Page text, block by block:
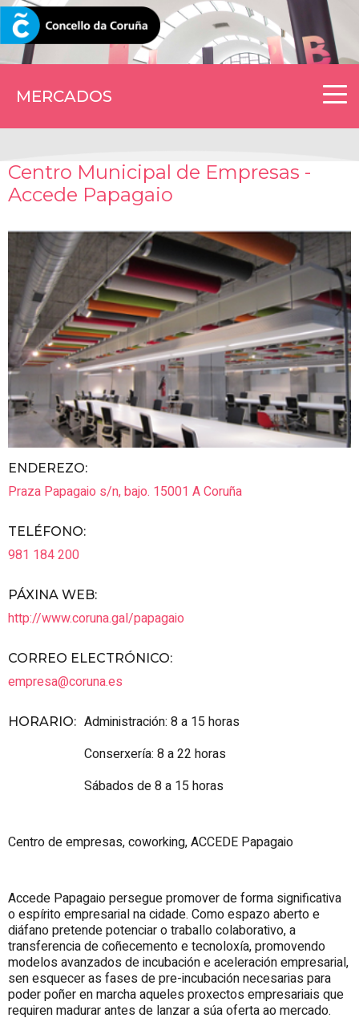
MERCADOS
CORUNA.GAL
Centro Municipal de Empresas -
Accede Papagaio
ENDEREZO:
Praza Papagaio s/n, bajo. 15001 A Coruña
TELÉFONO:
981 184 200
PÁXINA WEB:
http://www.coruna.gal/papagaio
CORREO ELECTRÓNICO:
empresa@coruna.es
HORARIO: Administración: 8 a 15 horas
Conserxería: 8 a 22 horas
Sábados de 8 a 15 horas
Centro de empresas, coworking, ACCEDE Papagaio
Accede Papagaio persegue promover de forma significativa
o espírito empresarial na cidade. Como espazo aberto e
diáfano pretende potenciar o traballo colaborativo, a
transferencia de coñecemento e tecnoloxía, promovendo
modelos avanzados de incubación e aceleración empresarial,
sen esquecer as fases de pre-incubación necesarias para
poder poñer en marcha aqueles proxectos empresariais que
requiren madurar antes de lanzar a súa oferta ao mercado.